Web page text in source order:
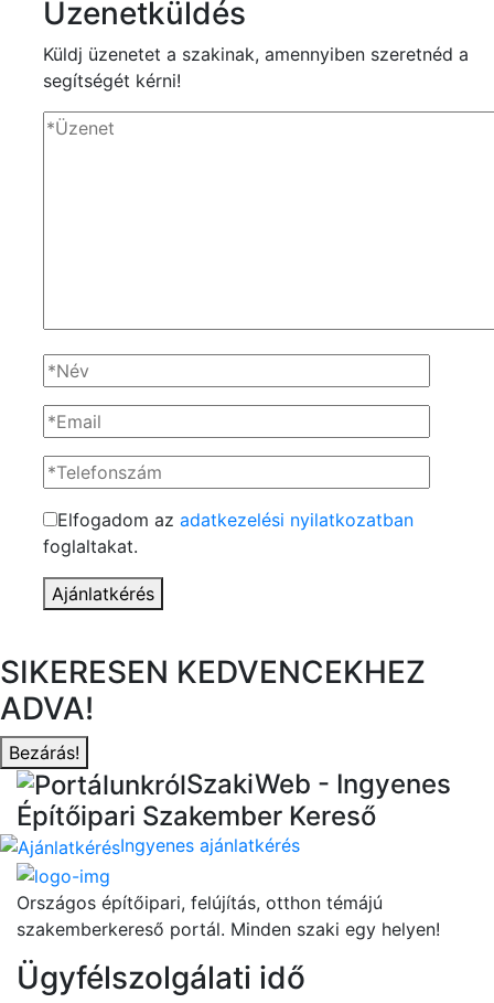
Üzenetküldés
Küldj üzenetet a szakinak, amennyiben szeretnéd a
segítségét kérni!
Elfogadom az adatkezelési nyilatkozatban
foglaltakat.
Ajánlatkérés
SIKERESEN KEDVENCEKHEZ
ADVA!
Bezárás!
SzakiWeb - Ingyenes
Építőipari Szakember Kereső
Ingyenes ajánlatkérés
Országos építőipari, felújítás, otthon témájú
szakemberkereső portál. Minden szaki egy helyen!
Ügyfélszolgálati idő